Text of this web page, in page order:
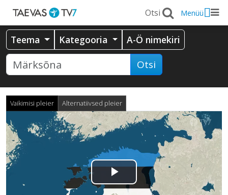
Menüü
Teema Kategooria A-Ö nimekiri
Otsi
Vaikimisi pleier Alternatiivsed pleier
Esita